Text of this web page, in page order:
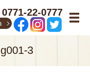
0771-22-0777
メ
3